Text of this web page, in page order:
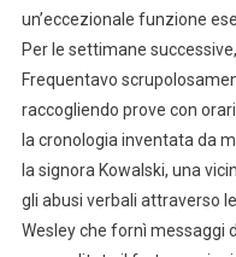
un’eccezionale funzione
Per le settimane
Frequentavo
raccogliendo prove con
la cronologia inventata da
la signora Kowalski, una
gli abusi verbali attraverso
Wesley che fornì messaggi